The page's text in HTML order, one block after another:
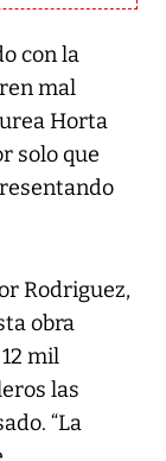
con la
mal
Horta
solo que
Rodriguez,
obra
mil
las
“La